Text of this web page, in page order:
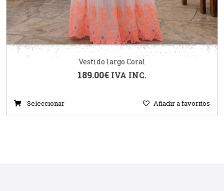
Vestido largo Coral
189.00€ IVA INC.
Seleccionar Añadir a favoritos